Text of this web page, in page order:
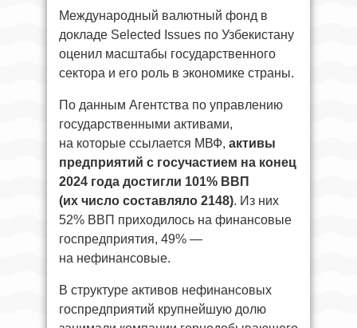
Международный валютный фонд в
докладе Selected Issues по Узбекистану
оценил масштабы государственного
сектора и его роль в экономике страны.
По данным Агентства по управлению
государственными активами,
на которые ссылается МВФ, активы
предприятий с госучастием на конец
2024 года достигли 101% ВВП
(их число составляло 2148). Из них
52% ВВП приходилось на финансовые
госпредприятия, 49% —
на нефинансовые.
В структуре активов нефинансовых
госпредприятий крупнейшую долю